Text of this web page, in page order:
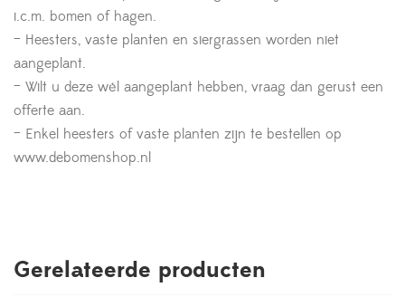
i.c.m. bomen of hagen.
– Heesters, vaste planten en siergrassen worden niet
aangeplant.
– Wilt u deze wél aangeplant hebben, vraag dan gerust een
offerte aan.
– Enkel heesters of vaste planten zijn te bestellen op
www.debomenshop.nl
Gerelateerde producten